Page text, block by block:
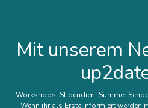
Mit unserem
Workshops, Stipendien, Summer
Wenn ihr als Erste informiert werden